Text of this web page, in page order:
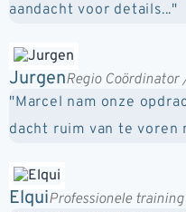
aandacht voor details..."
JurgenRegio
"Marcel nam onze
dacht ruim van te voren
ElquiProfessionele